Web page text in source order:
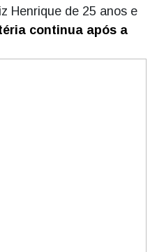
Henrique de 25 anos e
continua após a